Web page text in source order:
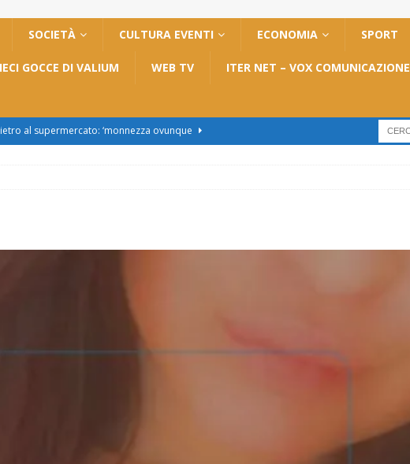
SOCIETÀ CULTURA EVENTI ECONOMIA SPORT
GOCCE DI VALIUM WEB TV ITER NET – VOX COMUNICAZIONE
al supermercato: ‘monnezza ovunque
Torino al Pam di Alessandria: “Ci vogliono